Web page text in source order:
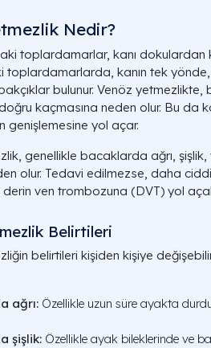
Nedir?
toplardamarlar, kanı dokulardan
kanın tek yönde,
bulunur. Venöz
kaçmasına neden olur. Bu da
genişlemesine yol açar.
genellikle bacaklarda ağrı,
olur. Tedavi edilmezse, daha
derin ven trombozuna (DVT) yol
Belirtileri
belirtileri kişiden kişiye
ağrı: Özellikle uzun süre ayakta
şişlik: Özellikle ayak bileklerinde ve